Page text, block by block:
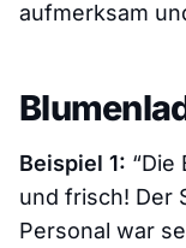
aufmerksam
Beispiel 1: “Die
und frisch! Der
Personal war